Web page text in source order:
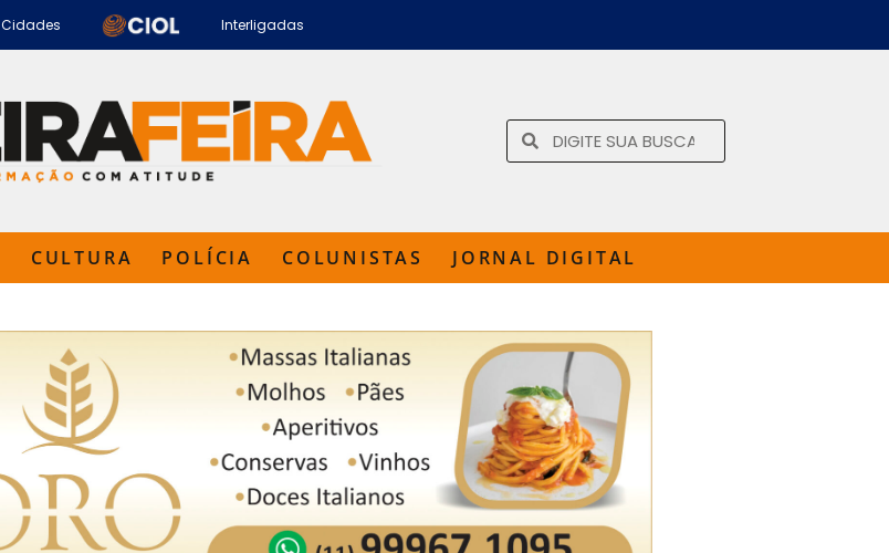
Cidades Interligadas
CULTURA POLÍCIA COLUNISTAS JORNAL DIGITAL